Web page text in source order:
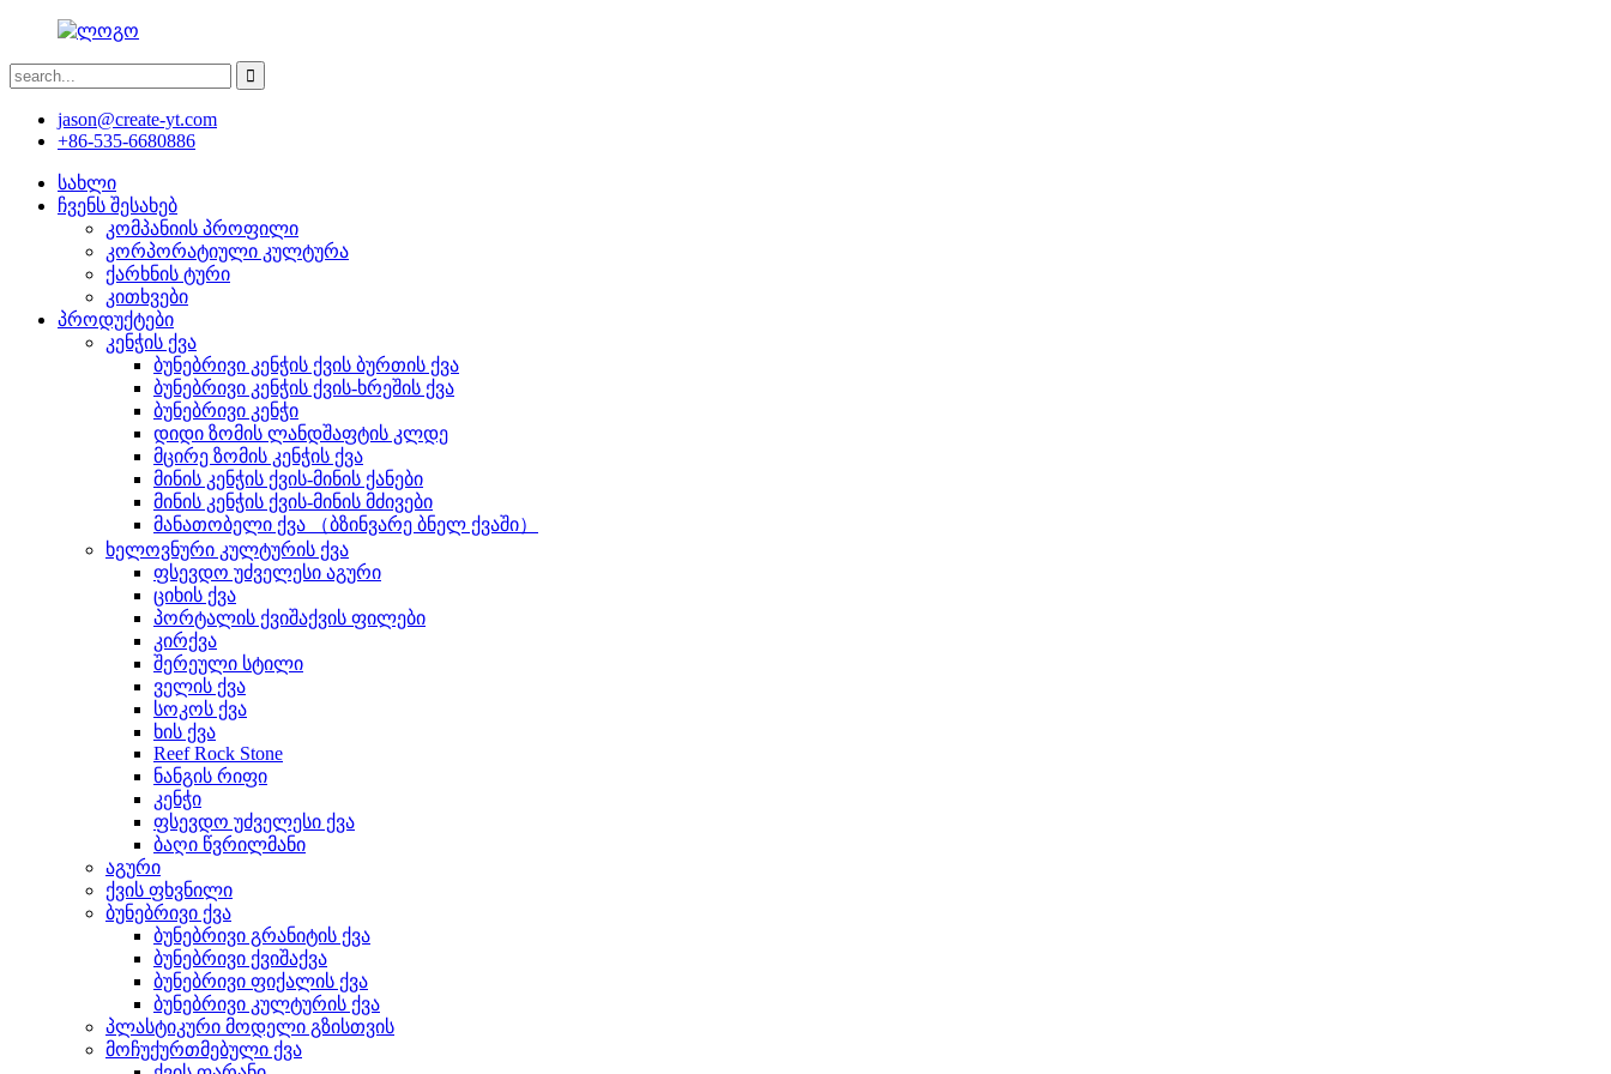
jason@create-yt.com
+86-535-6680886
სახლი
ჩვენს შესახებ
კომპანიის პროფილი
კორპორატიული კულტურა
ქარხნის ტური
კითხვები
პროდუქტები
კენჭის ქვა
ბუნებრივი კენჭის ქვის ბურთის ქვა
ბუნებრივი კენჭის ქვის-ხრეშის ქვა
ბუნებრივი კენჭი
დიდი ზომის ლანდშაფტის კლდე
მცირე ზომის კენჭის ქვა
მინის კენჭის ქვის-მინის ქანები
მინის კენჭის ქვის-მინის მძივები
მანათობელი ქვა （ბზინვარე ბნელ ქვაში）
ხელოვნური კულტურის ქვა
ფსევდო უძველესი აგური
ციხის ქვა
პორტალის ქვიშაქვის ფილები
კირქვა
შერეული სტილი
ველის ქვა
სოკოს ქვა
ხის ქვა
Reef Rock Stone
ნანგის რიფი
კენჭი
ფსევდო უძველესი ქვა
ბაღი წვრილმანი
აგური
ქვის ფხვნილი
ბუნებრივი ქვა
ბუნებრივი გრანიტის ქვა
ბუნებრივი ქვიშაქვა
ბუნებრივი ფიქალის ქვა
ბუნებრივი კულტურის ქვა
პლასტიკური მოდელი გზისთვის
მოჩუქურთმებული ქვა